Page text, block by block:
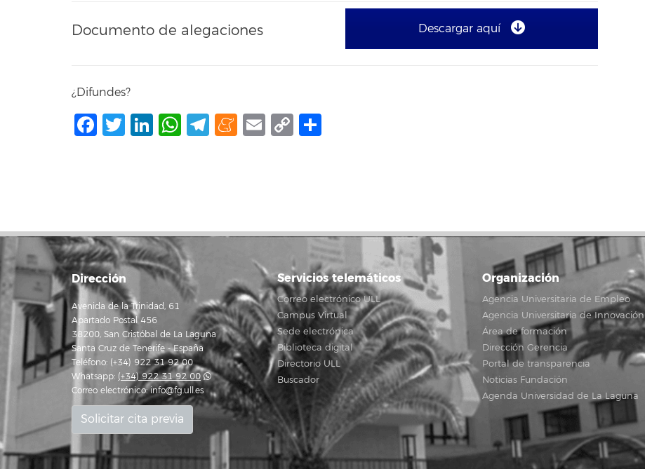
Documento de alegaciones Descargar aquí
¿Difundes?
Facebook
Twitter
LinkedIn
WhatsApp
Telegram
Meneame
Email
Copy
Dirección
Avenida de la Trinidad, 61
Apartado Postal 456
38200, San Cristóbal de La Laguna
Santa Cruz de Tenerife - España
Teléfono: (+34) 922 31 92 00
Whatsapp: (+34) 922 31 92 00
Correo electrónico:info@fg.ull.es
Solicitar cita previa
Servicios telemáticos
Correo electrónico ULL
Campus Virtual
Sede electrónica
Biblioteca digital
Directorio ULL
Buscador
Organización
Agencia Universitaria de Empleo
Agencia Universitaria de Innovación
Área de formación
Dirección Gerencia
Portal de transparencia
Noticias Fundación
Agenda Universidad de La Laguna